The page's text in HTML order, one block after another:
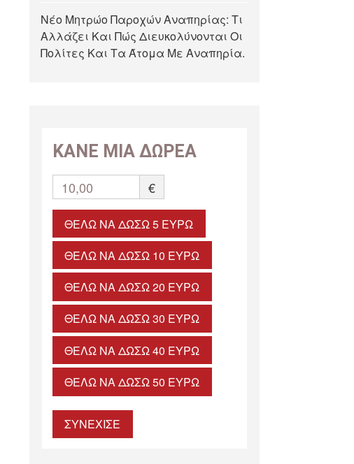
Νέο Μητρώο Παροχών Αναπηρίας: Τι
Αλλάζει Και Πώς Διευκολύνονται Οι
Πολίτες Και Τα Άτομα Με Αναπηρία.
ΚΑΝΕ ΜΙΑ ΔΩΡΕΑ
10,00 €
ΘΈΛΩ ΝΑ ΔΏΣΩ 5 ΕΥΡΏ
ΘΈΛΩ ΝΑ ΔΏΣΩ 10 ΕΥΡΏ
ΘΈΛΩ ΝΑ ΔΏΣΩ 20 ΕΥΡΏ
ΘΈΛΩ ΝΑ ΔΏΣΩ 30 ΕΥΡΏ
ΘΈΛΩ ΝΑ ΔΏΣΩ 40 ΕΥΡΏ
ΘΈΛΩ ΝΑ ΔΏΣΩ 50 ΕΥΡΏ
ΣΥΝΕΧΙΣΕ